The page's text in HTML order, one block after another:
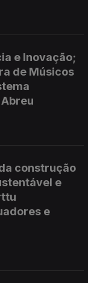
e Inovação;
de Músicos
construção
e
e